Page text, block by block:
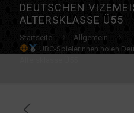
DEUTSCHEN
ALTERSKLASSE Ü55
Startseite
Allgemein
UBC-Spielerinnen holen